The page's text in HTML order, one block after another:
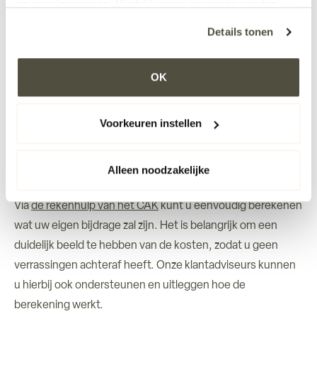
noodzakelijk’ om alleen noodzakelijke cookies toe te
ieder moment wijzigen via onze cookie-instellingen. Meer
Details tonen
OK
Voorkeuren instellen
Alleen noodzakelijke
Eigen bijdrage aan het CAK
van het MPT afhankelijk van uw persoonlijke situatie. U
betaalt een eigen bijdrage aan het Centraal
van uw inkomen, vermogen en de hoeveelheid zorg die u
Bereken uw eigen bijdrage
Viade rekenhulp van het CAK kunt u eenvoudig berekenen
wat uw eigen bijdrage zal zijn. Het is belangrijk om een
duidelijk beeld te hebben van de kosten, zodat u geen
verrassingen achteraf heeft. Onze klantadviseurs kunnen
u hierbij ook ondersteunen en uitleggen hoe de
berekening werkt.